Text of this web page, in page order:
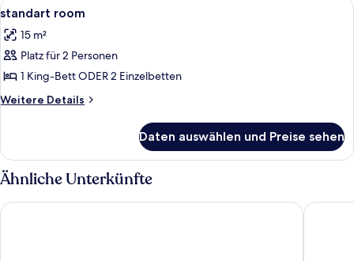
Alle
Fotos
für
standart
room
anzeigen
6
standart room
15 m²
Platz für 2 Personen
1 King-Bett ODER 2 Einzelbetten
Weitere Details
Weitere
room
Daten auswählen und Preise sehen
Ähnliche Unterkünfte
Ramira Joy Hotel World